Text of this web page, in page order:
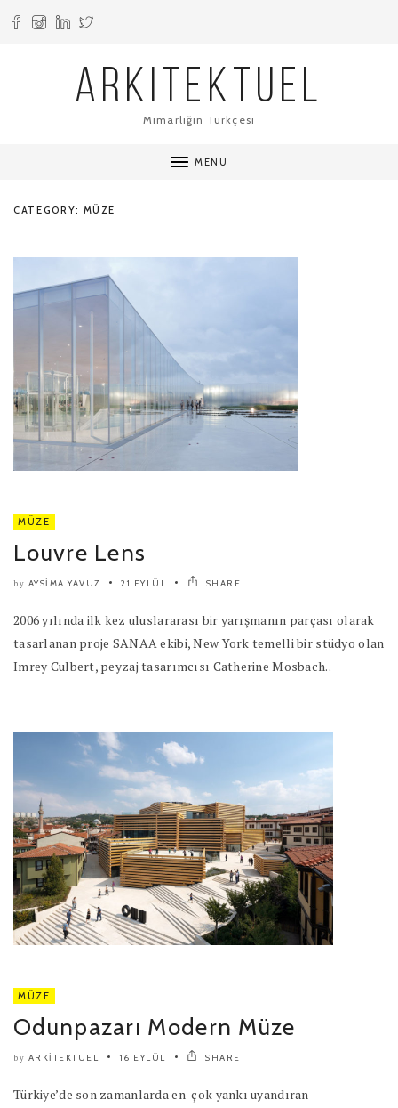
ARKITEKTUEL
Mimarlığın Türkçesi
MENU
CATEGORY: MÜZE
MÜZE
Louvre Lens
by AYSIMA YAVUZ 21 EYLÜL SHARE
2006 yılında ilk kez uluslararası bir yarışmanın parçası olarak
tasarlanan proje SANAA ekibi, New York temelli bir stüdyo olan
Imrey Culbert, peyzaj tasarımcısı Catherine Mosbach..
MÜZE
Odunpazarı Modern Müze
by ARKITEKTUEL 16 EYLÜL SHARE
Türkiye’de son zamanlarda en çok yankı uyandıran